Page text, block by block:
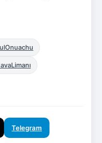
Telegram